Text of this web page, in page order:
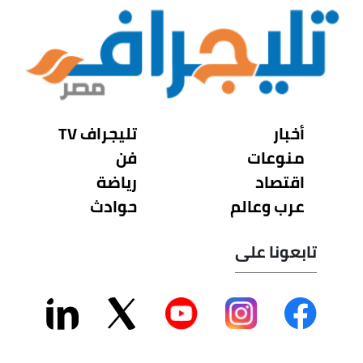
أخبار
منوعات
اقتصاد
عرب وعالم
تليجراف TV
فن
رياضة
حوادث
تابعونا على